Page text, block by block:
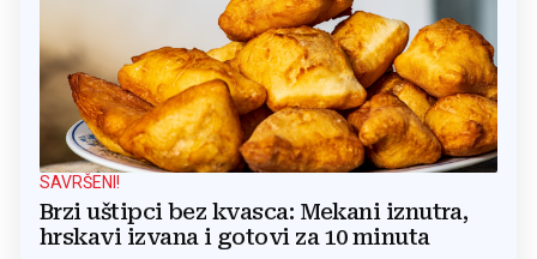
SAVRŠENI!
Brzi uštipci bez kvasca: Mekani iznutra,
hrskavi izvana i gotovi za 10 minuta